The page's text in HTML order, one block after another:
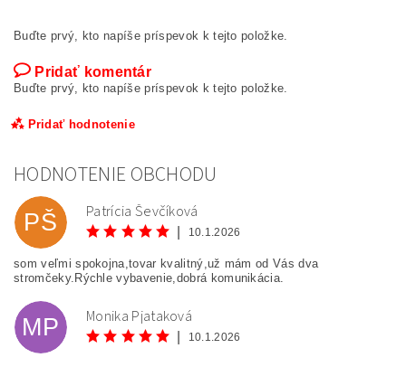
Buďte prvý, kto napíše príspevok k tejto položke.
Pridať komentár
Buďte prvý, kto napíše príspevok k tejto položke.
Pridať hodnotenie
HODNOTENIE OBCHODU
PŠ Patrícia Ševčíková
10.1.2026
som veľmi spokojna,tovar kvalitný,už mám od Vás dva
stromčeky.Rýchle vybavenie,dobrá komunikácia.
MP Monika Pjataková
10.1.2026